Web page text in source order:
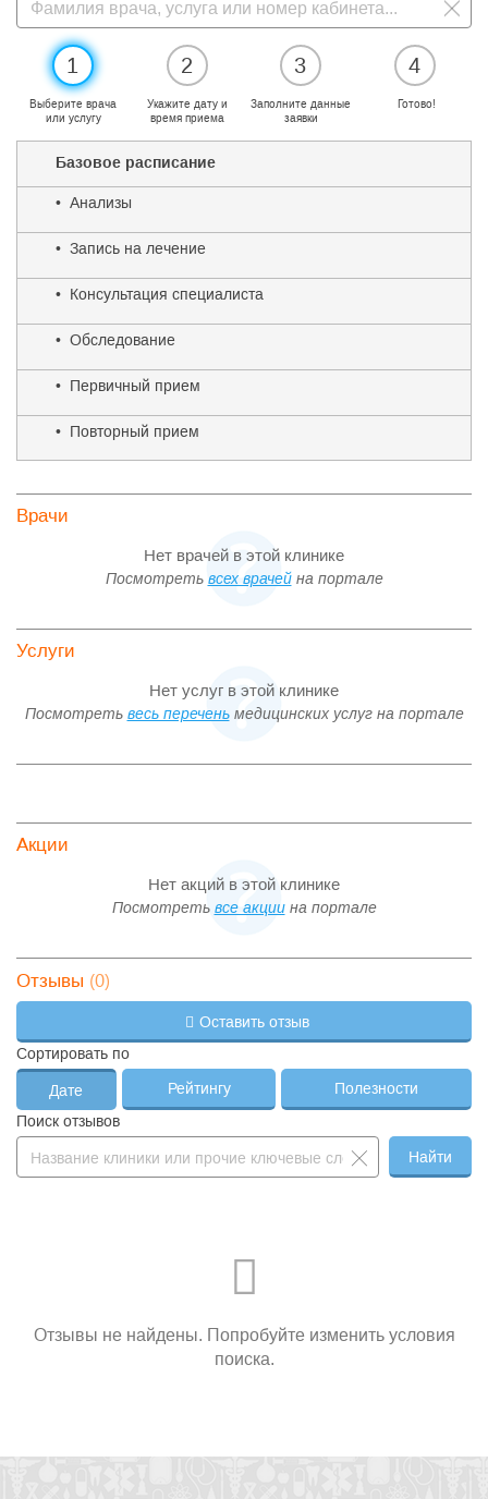
1
Выберите врача
или услугу
2
Укажите дату и
время приема
3
Заполните данные
заявки
4
Готово!
Базовое расписание
• Анализы
• Запись на лечение
• Консультация специалиста
• Обследование
• Первичный прием
• Повторный прием
Врачи
Нет врачей в этой клинике
Посмотреть всех врачейна портале
Услуги
Нет услуг в этой клинике
Посмотреть весь переченьмедицинских услуг на портале
Акции
Нет акций в этой клинике
Посмотреть все акциина портале
Отзывы (0)
Оставить отзыв
Сортировать по
Дате Рейтингу
Полезности
Поиск отзывов
Найти
Отзывы не найдены. Попробуйте изменить условия
поиска.